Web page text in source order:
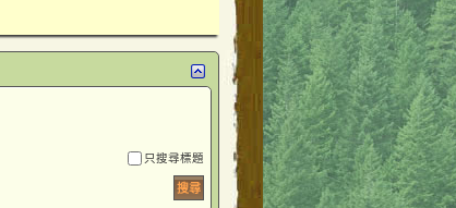
只搜尋標題